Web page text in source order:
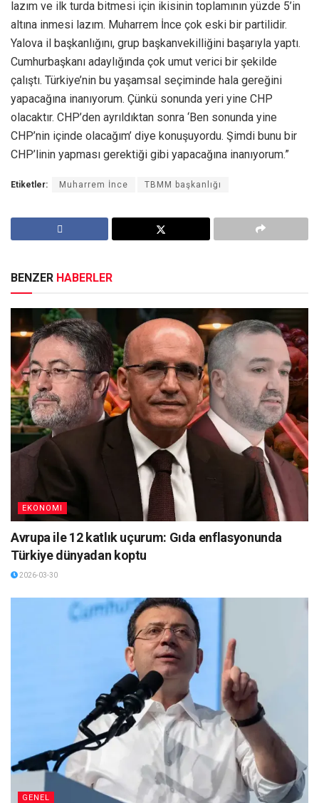
lazım ve ilk turda bitmesi için ikisinin toplamının yüzde 5’in
altına inmesi lazım. Muharrem İnce çok eski bir partilidir.
Yalova il başkanlığını, grup başkanvekilliğini başarıyla yaptı.
Cumhurbaşkanı adaylığında çok umut verici bir şekilde
çalıştı. Türkiye’nin bu yaşamsal seçiminde hala gereğini
yapacağına inanıyorum. Çünkü sonunda yeri yine CHP
olacaktır. CHP’den ayrıldıktan sonra ‘Ben sonunda yine
CHP’nin içinde olacağım’ diye konuşuyordu. Şimdi bunu bir
CHP’linin yapması gerektiği gibi yapacağına inanıyorum.”
Etiketler: Muharrem İnce TBMM başkanlığı
BENZER HABERLER
EKONOMI
Avrupa ile 12 katlık uçurum: Gıda enflasyonunda
Türkiye dünyadan koptu
2026-03-30
GENEL